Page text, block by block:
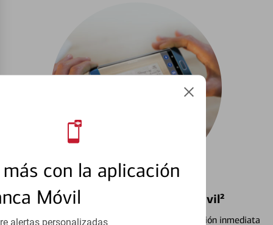
con la aplicación
Móvil
alertas personalizadas
Depósito de Cheque vía Móvil²
Vea cómo depositar cheques y recibir confirmación inmediata